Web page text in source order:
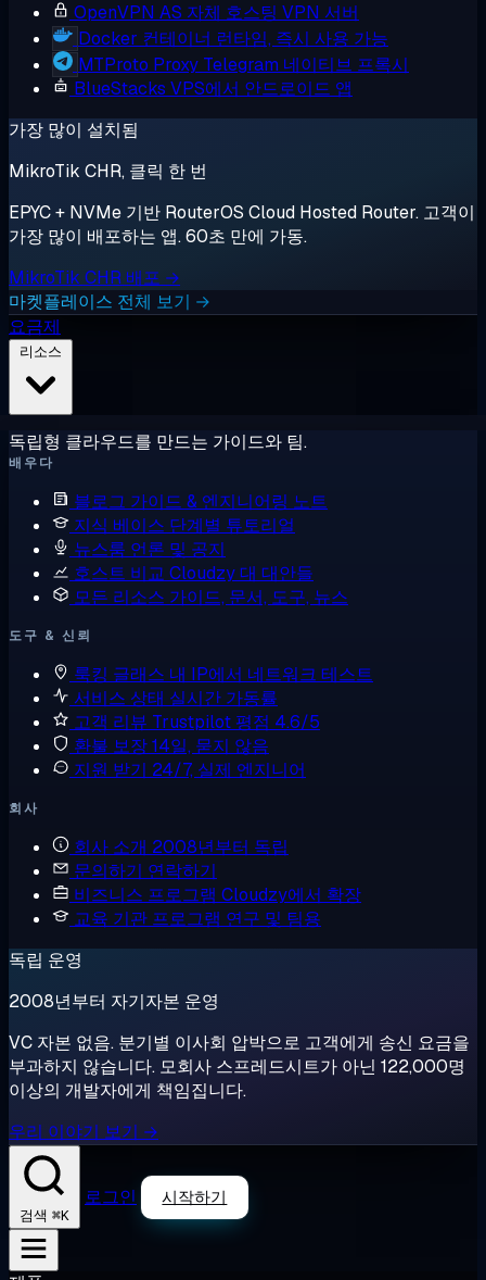
OpenVPN AS 자체 호스팅 VPN 서버
Docker 컨테이너 런타임, 즉시 사용 가능
MTProto Proxy Telegram 네이티브 프록시
BlueStacks VPS에서 안드로이드 앱
가장 많이 설치됨
MikroTik CHR, 클릭 한 번
EPYC + NVMe 기반 RouterOS Cloud Hosted Router. 고객이
가장 많이 배포하는 앱. 60초 만에 가동.
MikroTik CHR 배포 →
마켓플레이스 전체 보기 →
요금제
독립형 클라우드를 만드는 가이드와 팀.
배우다
블로그 가이드 & 엔지니어링 노트
지식 베이스 단계별 튜토리얼
뉴스룸 언론 및 공지
호스트 비교 Cloudzy 대 대안들
모든 리소스 가이드, 문서, 도구, 뉴스
도구 & 신뢰
룩킹 글래스 내 IP에서 네트워크 테스트
서비스 상태 실시간 가동률
고객 리뷰 Trustpilot 평점 4.6/5
환불 보장14일, 묻지 않음
지원 받기 24/7, 실제 엔지니어
회사
회사 소개 2008년부터 독립
문의하기 연락하기
비즈니스 프로그램 Cloudzy에서 확장
교육 기관 프로그램 연구 및 팀용
독립 운영
2008년부터 자기자본 운영
VC 자본 없음. 분기별 이사회 압박으로 고객에게 송신 요금을
부과하지 않습니다. 모회사 스프레드시트가 아닌 122,000명
이상의 개발자에게 책임집니다.
우리 이야기 보기 →
검색 ⌘K
로그인 시작하기